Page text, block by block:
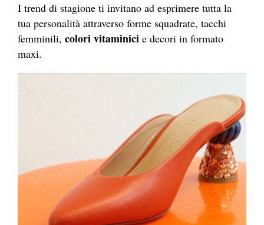
I trend di stagione ti invitano ad esprimere tutta la
tua personalità attraverso forme squadrate, tacchi
femminili, colori vitaminici e decori in formato
maxi.